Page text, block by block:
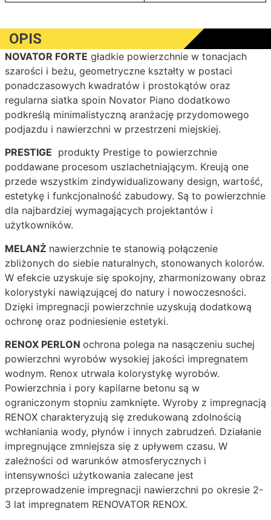
OPIS
NOVATOR FORTE gładkie powierzchnie w tonacjach
szarości i beżu, geometryczne kształty w postaci
ponadczasowych kwadratów i prostokątów oraz
regularna siatka spoin Novator Piano dodatkowo
podkreślą minimalistyczną aranżację przydomowego
podjazdu i nawierzchni w przestrzeni miejskiej.
PRESTIGE produkty Prestige to powierzchnie
poddawane procesom uszlachetniającym. Kreują one
przede wszystkim zindywidualizowany design, wartość,
estetykę i funkcjonalność zabudowy. Są to powierzchnie
dla najbardziej wymagających projektantów i
użytkowników.
MELANŻ nawierzchnie te stanowią połączenie
zbliżonych do siebie naturalnych, stonowanych kolorów.
W efekcie uzyskuje się spokojny, zharmonizowany obraz
kolorystyki nawiązującej do natury i nowoczesności.
Dzięki impregnacji powierzchnie uzyskują dodatkową
ochronę oraz podniesienie estetyki.
RENOX PERLON ochrona polega na nasączeniu suchej
powierzchni wyrobów wysokiej jakości impregnatem
wodnym. Renox utrwala kolorystykę wyrobów.
Powierzchnia i pory kapilarne betonu są w
ograniczonym stopniu zamknięte. Wyroby z impregnacją
RENOX charakteryzują się zredukowaną zdolnością
wchłaniania wody, płynów i innych zabrudzeń. Działanie
impregnujące zmniejsza się z upływem czasu. W
zależności od warunków atmosferycznych i
intensywności użytkowania zalecane jest
przeprowadzenie impregnacji nawierzchni po okresie 2-
3 lat impregnatem RENOVATOR RENOX.